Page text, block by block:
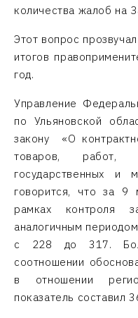
количества жалоб на
Этот вопрос
итогов
год.
Управление
по Ульяновской
закону «О
товаров, работ,
государственных и
говорится, что за
рамках
аналогичным
с 228 до 317.
соотношении
в отношении
показатель составил